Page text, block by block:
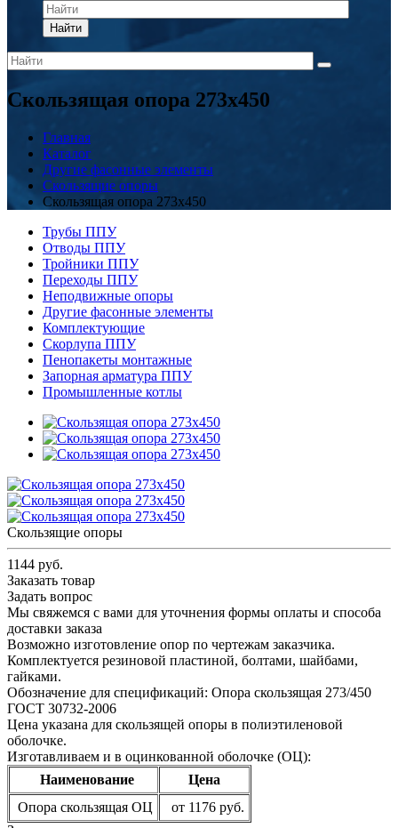
Найти
Скользящая опора 273x450
Главная
Каталог
Другие фасонные элементы
Скользящие опоры
Скользящая опора 273x450
Трубы ППУ
Отводы ППУ
Тройники ППУ
Переходы ППУ
Неподвижные опоры
Другие фасонные элементы
Комплектующие
Скорлупа ППУ
Пенопакеты монтажные
Запорная арматура ППУ
Промышленные котлы
Скользящие опоры
1144 руб.
Заказать товар
Задать вопрос
Мы свяжемся с вами для уточнения формы оплаты и способа
доставки заказа
Возможно изготовление опор по чертежам заказчика.
Комплектуется резиновой пластиной, болтами, шайбами,
гайками.
Обозначение для спецификаций: Опора скользящая 273/450
ГОСТ 30732-2006
Цена указана для скользящей опоры в полиэтиленовой
оболочке.
Изготавливаем и в оцинкованной оболочке (ОЦ):
Наименование
Цена
Опора скользящая ОЦ
от 1176 руб.